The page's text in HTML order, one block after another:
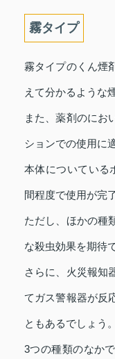
霧タイプ
霧タイプのくん煙
えて分かるような
また、薬剤のにお
ションでの使用に
本体についている
間程度で使用が完
ただし、ほかの種
な殺虫効果を期待
さらに、火災報知
てガス警報器が反
ともあるでしょう。
3つの種類のなか